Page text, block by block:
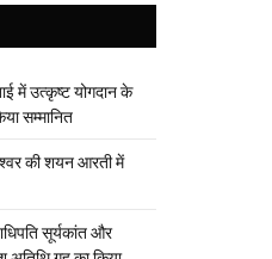
में उत्कृष्ट योगदान के
सम्मानित
की शयन आरती में
सूर्यकांत और